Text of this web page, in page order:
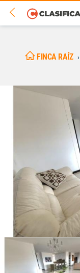
FINCA RAÍZ